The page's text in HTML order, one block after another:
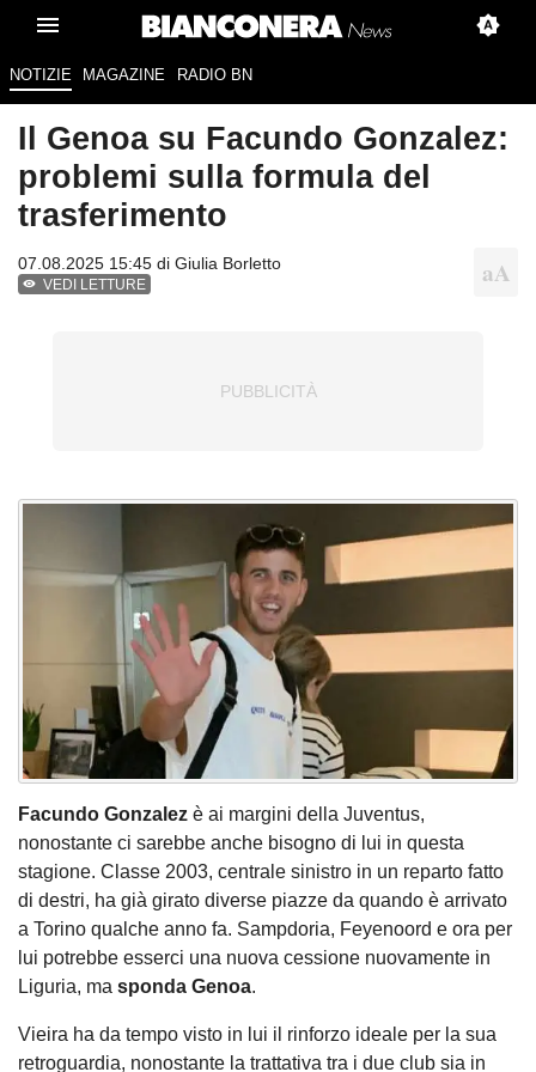
NOTIZIE MAGAZINE RADIO BN
Il Genoa su Facundo Gonzalez:
problemi sulla formula del
trasferimento
07.08.2025 15:45 di Giulia Borletto
VEDI LETTURE
Facundo Gonzalez è ai margini della Juventus,
nonostante ci sarebbe anche bisogno di lui in questa
stagione. Classe 2003, centrale sinistro in un reparto fatto
di destri, ha già girato diverse piazze da quando è arrivato
a Torino qualche anno fa. Sampdoria, Feyenoord e ora per
lui potrebbe esserci una nuova cessione nuovamente in
Liguria, ma sponda Genoa.
Vieira ha da tempo visto in lui il rinforzo ideale per la sua
retroguardia, nonostante la trattativa tra i due club sia in